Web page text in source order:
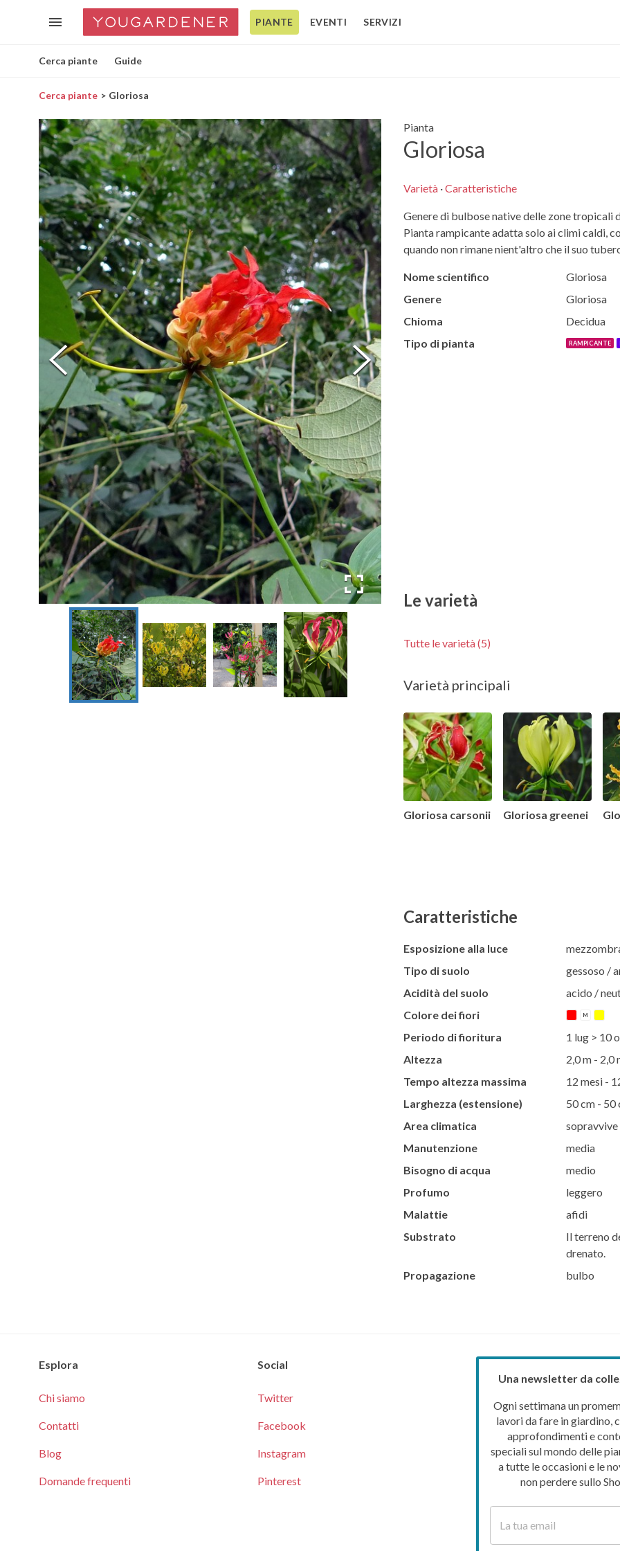
PIANTE EVENTI SERVIZI
Cerca piante Guide
Cerca piante Gloriosa
Pianta
Gloriosa
Varietà·Caratteristiche
Genere di bulbose native delle zone tropicali
Pianta rampicante adatta solo ai climi caldi,
quando non rimane nient'altro che il suo
Nome scientifico
Gloriosa
Genere
Gloriosa
Chioma
Decidua
Tipo di pianta
RAMPICANTE
Le varietà
Tutte le varietà (5)
Varietà principali
Gloriosa carsonii Gloriosa greenei
Caratteristiche
Esposizione alla luce
Tipo di suolo
gessoso /
Acidità del suolo
acido /
Colore dei fiori
M
Periodo di fioritura
1 lug > 10
Altezza
2,0 m - 2,0
Tempo altezza massima
12 mesi -
Larghezza (estensione)
50 cm - 50
Area climatica
sopravvive
Manutenzione
media
Bisogno di acqua
medio
Profumo
leggero
Malattie
afidi
Substrato
Il terreno
drenato.
Propagazione
bulbo
Esplora
Chi siamo
Contatti
Blog
Domande frequenti
Social
Twitter
Facebook
Instagram
Pinterest
Una newsletter da
Ogni settimana un
lavori da fare in giardino,
approfondimenti e
speciali sul mondo delle
a tutte le occasioni e le
non perdere sullo